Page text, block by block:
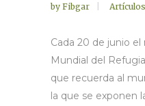
by Fibgar Artículos
Cada 20 de junio
Mundial del
que recuerda al
la que se exponen